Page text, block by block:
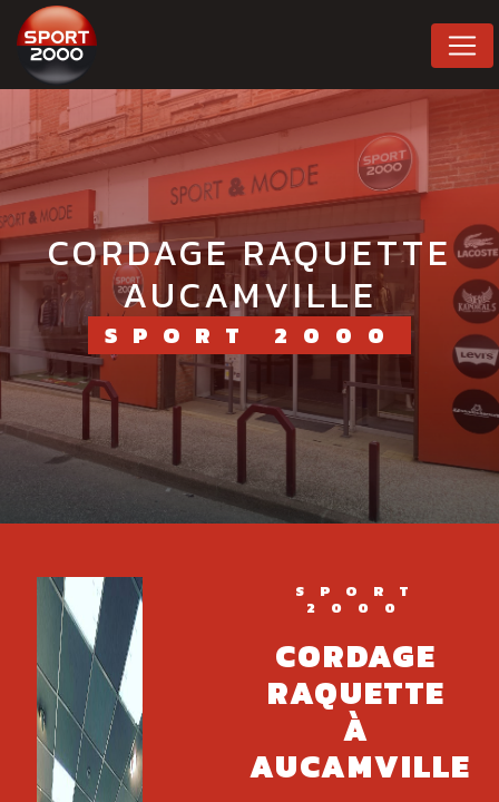
CORDAGE RAQUETTE
AUCAMVILLE
SPORT 2000
SPORT
2000
CORDAGE
RAQUETTE
À
AUCAMVILLE
Panneau de gestion des cookies